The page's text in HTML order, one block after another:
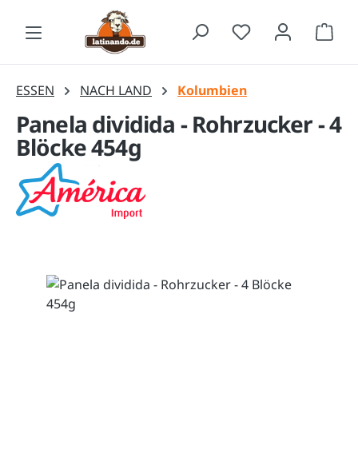
Zum Hauptinhalt springen
ESSEN NACH LAND Kolumbien
Panela dividida - Rohrzucker - 4
Blöcke 454g